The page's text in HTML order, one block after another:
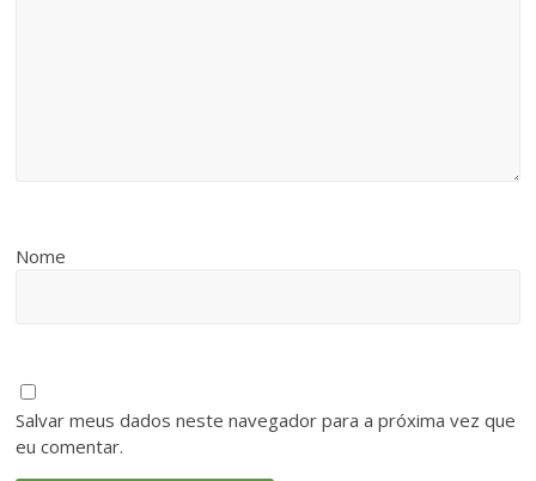
Nome
Salvar meus dados neste navegador para a próxima vez que
eu comentar.